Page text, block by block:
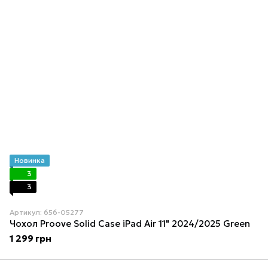
Новинка
3
3
Артикул: 656-05277
Чохол Proove Solid Case iPad Air 11" 2024/2025 Green
1 299 грн